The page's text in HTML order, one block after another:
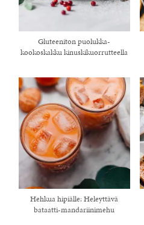
Gluteeniton puolukka-
kookoskakku kinuskikuorrutteella
Hehkua hipiälle: Heleyttävä
bataatti-mandariinimehu